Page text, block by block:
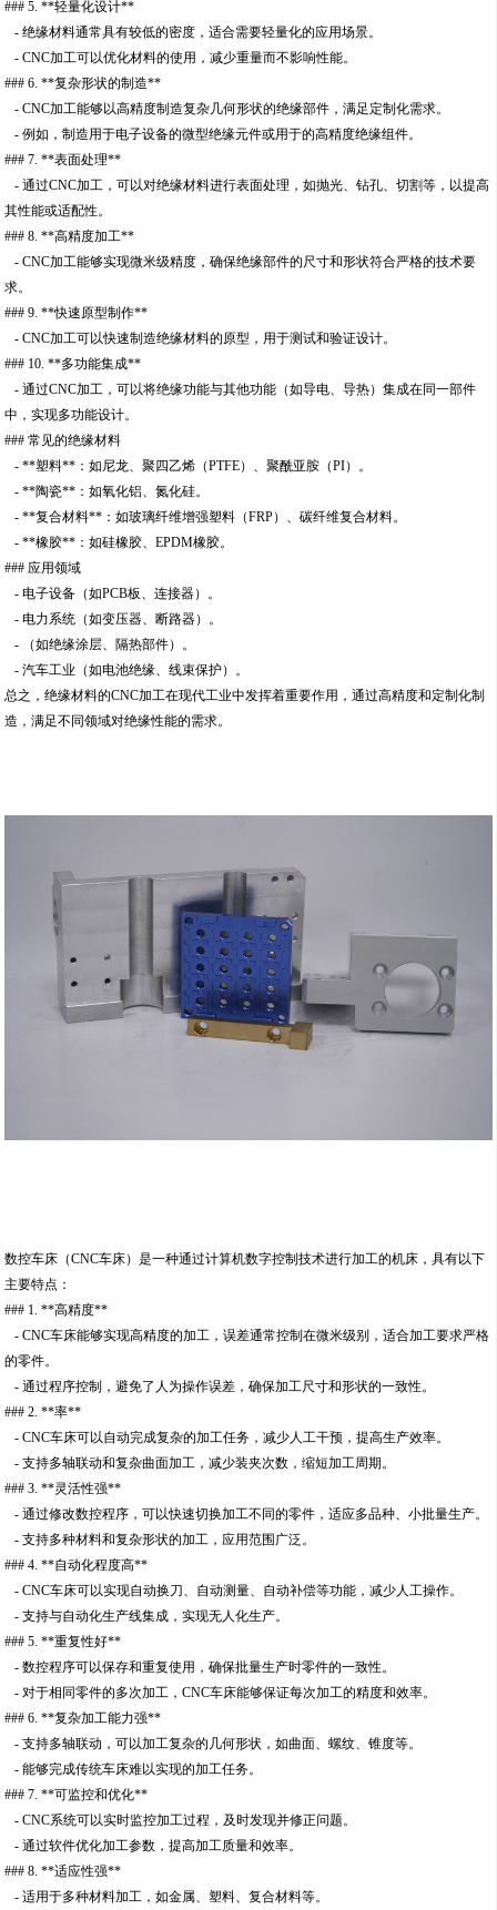
### 5. **轻量化设计**
- 绝缘材料通常具有较低的密度，适合需要轻量化的应用场景。
- CNC加工可以优化材料的使用，减少重量而不影响性能。
### 6. **复杂形状的制造**
- CNC加工能够以高精度制造复杂几何形状的绝缘部件，满足定制化需求。
- 例如，制造用于电子设备的微型绝缘元件或用于的高精度绝缘组件。
### 7. **表面处理**
- 通过CNC加工，可以对绝缘材料进行表面处理，如抛光、钻孔、切割等，以提高
其性能或适配性。
### 8. **高精度加工**
- CNC加工能够实现微米级精度，确保绝缘部件的尺寸和形状符合严格的技术要
求。
### 9. **快速原型制作**
- CNC加工可以快速制造绝缘材料的原型，用于测试和验证设计。
### 10. **多功能集成**
- 通过CNC加工，可以将绝缘功能与其他功能（如导电、导热）集成在同一部件
中，实现多功能设计。
### 常见的绝缘材料
- **塑料**：如尼龙、聚四乙烯（PTFE）、聚酰亚胺（PI）。
- **陶瓷**：如氧化铝、氮化硅。
- **复合材料**：如玻璃纤维增强塑料（FRP）、碳纤维复合材料。
- **橡胶**：如硅橡胶、EPDM橡胶。
### 应用领域
- 电子设备（如PCB板、连接器）。
- 电力系统（如变压器、断路器）。
- （如绝缘涂层、隔热部件）。
- 汽车工业（如电池绝缘、线束保护）。
总之，绝缘材料的CNC加工在现代工业中发挥着重要作用，通过高精度和定制化制
造，满足不同领域对绝缘性能的需求。
数控车床（CNC车床）是一种通过计算机数字控制技术进行加工的机床，具有以下
主要特点：
### 1. **高精度**
- CNC车床能够实现高精度的加工，误差通常控制在微米级别，适合加工要求严格
的零件。
- 通过程序控制，避免了人为操作误差，确保加工尺寸和形状的一致性。
### 2. **率**
- CNC车床可以自动完成复杂的加工任务，减少人工干预，提高生产效率。
- 支持多轴联动和复杂曲面加工，减少装夹次数，缩短加工周期。
### 3. **灵活性强**
- 通过修改数控程序，可以快速切换加工不同的零件，适应多品种、小批量生产。
- 支持多种材料和复杂形状的加工，应用范围广泛。
### 4. **自动化程度高**
- CNC车床可以实现自动换刀、自动测量、自动补偿等功能，减少人工操作。
- 支持与自动化生产线集成，实现无人化生产。
### 5. **重复性好**
- 数控程序可以保存和重复使用，确保批量生产时零件的一致性。
- 对于相同零件的多次加工，CNC车床能够保证每次加工的精度和效率。
### 6. **复杂加工能力强**
- 支持多轴联动，可以加工复杂的几何形状，如曲面、螺纹、锥度等。
- 能够完成传统车床难以实现的加工任务。
### 7. **可监控和优化**
- CNC系统可以实时监控加工过程，及时发现并修正问题。
- 通过软件优化加工参数，提高加工质量和效率。
### 8. **适应性强**
- 适用于多种材料加工，如金属、塑料、复合材料等。